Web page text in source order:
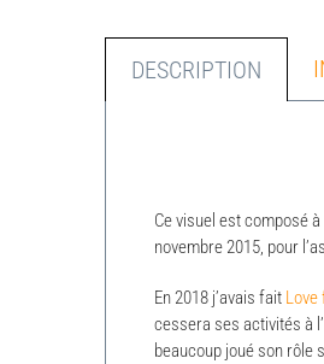
DESCRIPTION
Ce visuel est composé
novembre 2015, pour
En 2018 j’avais fait Love
cessera ses activités à
beaucoup joué son rôle